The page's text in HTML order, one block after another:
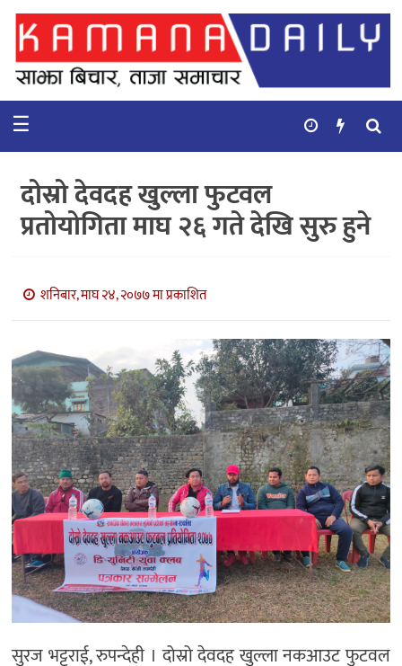
गृहपृष्ठ
समाचार
कुटनिती
कुराकानी
बाणिज्य
सिफारिस
☰
दोस्रो देवदह खुल्ला फुटवल
प्रतोयोगिता माघ २६ गते देखि सुरु हुने
शनिबार, माघ २४, २०७७ मा प्रकाशित
सुरज भट्टराई, रुपन्देही । दोस्रो देवदह खुल्ला नकआउट फुटवल